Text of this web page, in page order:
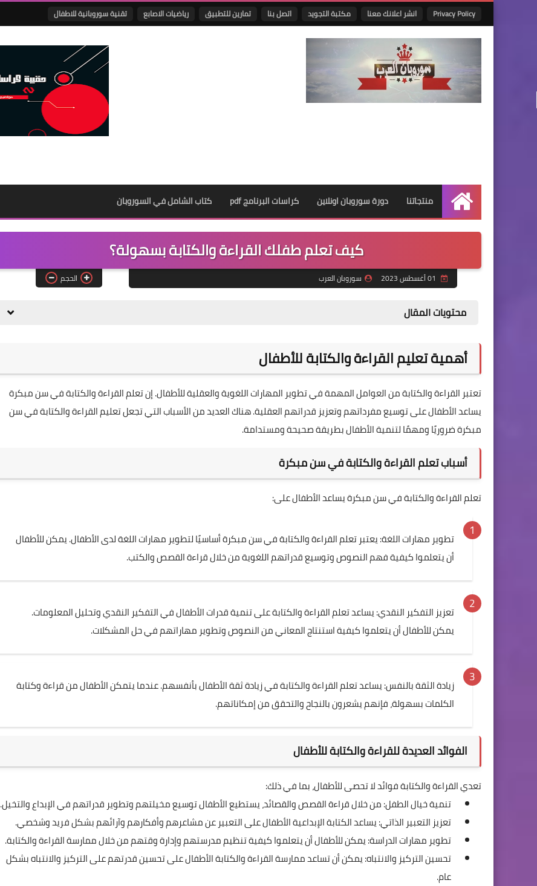
Privacy Policy انشر اعلانك معنا مكتبة التجويد اتصل بنا تمارين للتطبيق رياضيات الاصابع تقنية سوروبانية للاطفال
الرئيسية
منتجاتنا دورة سوروبان اونلاين كراسات البرنامج pdf كتاب الشامل في السوروبان
كيف تعلم طفلك القراءة والكتابة بسهولة؟
سوروبان العرب الحجم
محتويات المقال
أهمية تعليم القراءة والكتابة للأطفال
تعتبر القراءة والكتابة من العوامل المهمة في تطوير المهارات اللغوية والعقلية للأطفال. إن تعلم القراءة والكتابة في سن مبكرة
يساعد الأطفال على توسيع مفرداتهم وتعزيز قدراتهم العقلية. هناك العديد من الأسباب التي تجعل تعليم القراءة والكتابة في سن
مبكرة ضروريًا ومهمًا لتنمية الأطفال بطريقة صحيحة ومستدامة.
أسباب تعلم القراءة والكتابة في سن مبكرة
تعلم القراءة والكتابة في سن مبكرة يساعد الأطفال على:
تطوير مهارات اللغة: يعتبر تعلم القراءة والكتابة في سن مبكرة أساسيًا لتطوير مهارات اللغة لدى الأطفال. يمكن للأطفال
أن يتعلموا كيفية فهم النصوص وتوسيع قدراتهم اللغوية من خلال قراءة القصص والكتب.
تعزيز التفكير النقدي: يساعد تعلم القراءة والكتابة على تنمية قدرات الأطفال في التفكير النقدي وتحليل المعلومات.
يمكن للأطفال أن يتعلموا كيفية استنتاج المعاني من النصوص وتطوير مهاراتهم في حل المشكلات.
زيادة الثقة بالنفس: يساعد تعلم القراءة والكتابة في زيادة ثقة الأطفال بأنفسهم. عندما يتمكن الأطفال من قراءة وكتابة
الكلمات بسهولة، فإنهم يشعرون بالنجاح والتحقق من إمكاناتهم.
الفوائد العديدة للقراءة والكتابة للأطفال
تعدي القراءة والكتابة فوائد لا تحصى للأطفال، بما في ذلك:
تنمية خيال الطفل: من خلال قراءة القصص والقصائد، يستطيع الأطفال توسيع مخيلتهم وتطوير قدراتهم في الإبداع والتخيل.
تعزيز التعبير الذاتي: يساعد الكتابة الإبداعية الأطفال على التعبير عن مشاعرهم وأفكارهم وآرائهم بشكل فريد وشخصي.
تطوير مهارات الدراسة: يمكن للأطفال أن يتعلموا كيفية تنظيم مدرستهم وإدارة وقتهم من خلال ممارسة القراءة والكتابة.
تحسين التركيز والانتباه: يمكن أن تساعد ممارسة القراءة والكتابة الأطفال على تحسين قدرتهم على التركيز والانتباه بشكل
عام.